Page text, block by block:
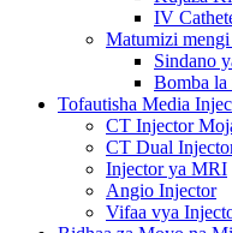
IV
Matumizi
Sindano
Bomba la
Tofautisha Media
CT Injector
CT Dual
Injector ya MRI
Angio Injector
Vifaa vya